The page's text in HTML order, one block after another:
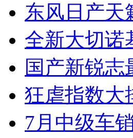
东风日产天
全新大切诺
国产新锐志
狂虐指数大
7月中级车